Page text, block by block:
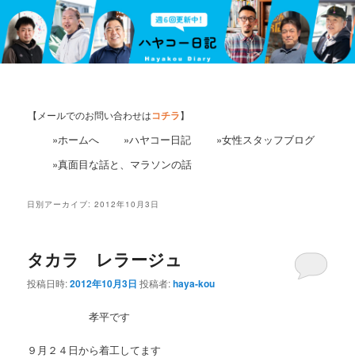
【メールでのお問い合わせはコチラ】
»ホームへ »ハヤコー日記
»女性スタッフブログ
»真面目な話と、マラソンの話
日別アーカイブ:2012年10月3日
タカラ レラージュ
投稿日時:2012年10月3日 投稿者:haya-kou
孝平です
９月２４日から着工してます